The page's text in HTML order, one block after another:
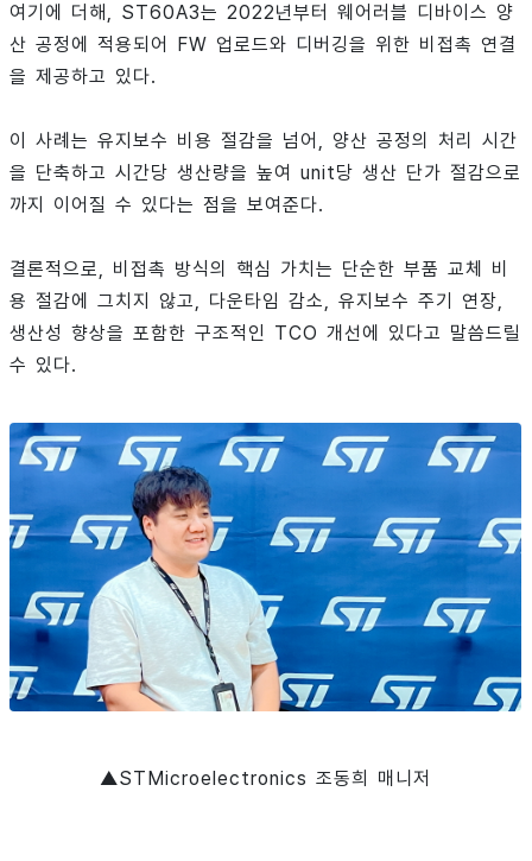
여기에 더해, ST60A3는 2022년부터 웨어러블 디바이스 양
산 공정에 적용되어 FW 업로드와 디버깅을 위한 비접촉 연결
을 제공하고 있다.
이 사례는 유지보수 비용 절감을 넘어, 양산 공정의 처리 시간
을 단축하고 시간당 생산량을 높여 unit당 생산 단가 절감으로
까지 이어질 수 있다는 점을 보여준다.
결론적으로, 비접촉 방식의 핵심 가치는 단순한 부품 교체 비
용 절감에 그치지 않고, 다운타임 감소, 유지보수 주기 연장,
생산성 향상을 포함한 구조적인 TCO 개선에 있다고 말씀드릴
수 있다.
▲STMicroelectronics 조동희 매니저